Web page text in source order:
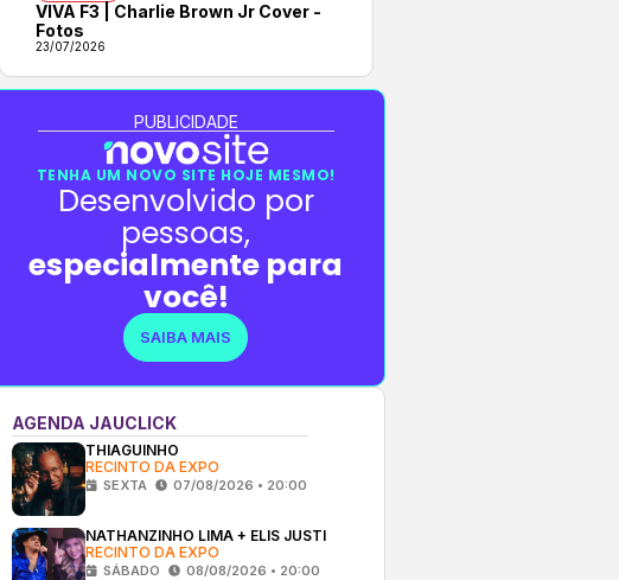
VIVA F3 | Charlie Brown Jr Cover -
Fotos
23/07/2026
PUBLICIDADE
TENHA UM NOVO SITE HOJE MESMO!
Desenvolvido por
pessoas,
especialmente para
você!
SAIBA MAIS
AGENDA JAUCLICK
THIAGUINHO
RECINTO DA EXPO
SEXTA 07/08/2026 • 20:00
NATHANZINHO LIMA + ELIS JUSTI
RECINTO DA EXPO
SÁBADO 08/08/2026 • 20:00